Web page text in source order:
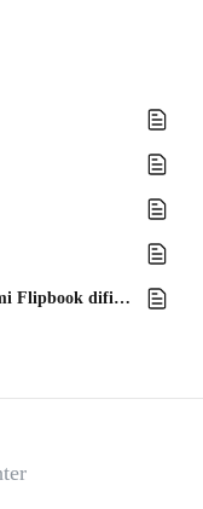
FAQ: ¿Por qué las nueva estadísticas de mi Flipbook difieren tanto de las previas?